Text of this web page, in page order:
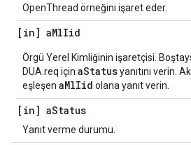
OpenThread örneğini işaret eder.
[in] aMlIid
Örgü Yerel Kimliğinin işaretçisi.
DUA.req için aStatusyanıtını verin.
eşleşen aMlIid olana yanıt verin.
[in] aStatus
Yanıt verme durumu.